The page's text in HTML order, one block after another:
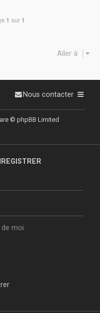
1 sur 1
Aller à
Nous contacter
© phpBB Limited
de moi